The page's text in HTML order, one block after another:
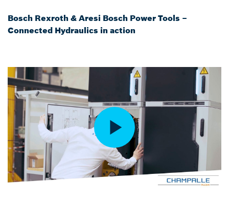
Bosch Rexroth & Aresi Bosch Power Tools –
Connected Hydraulics in action